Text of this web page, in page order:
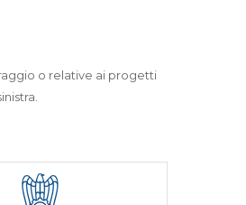
o relative ai progetti